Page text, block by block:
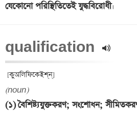
যেকোনো পরিস্থিতিতেই যুদ্ধবিরোধী
qualification
(noun)
(১)বৈশিষ্ট্যযুক্তকরণ; সংশোধন;